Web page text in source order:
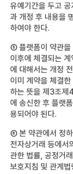
유예기간을 두고
과 개정 후 내용을
하여야 한다.
⑤ 플랫폼이 약관을
이후에 체결되는
에 대해서는 개정
이미 계약을 체결
하는 뜻을 제3조제
에 송신한 후 플랫
용되어야 된다.
⑥ 본 약관에서 정
전자상거래 등에서
관한 법률, 공정거
보호지침 및 관계